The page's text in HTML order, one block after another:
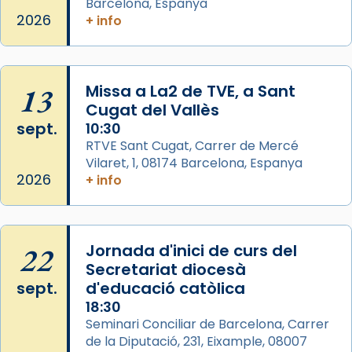
L’arquebisbe de Barcelona, el cardenal Joan
Josep Omella, ha presidit la missa i l’ha
concelebrat el bisbe auxiliar de Barcelona,
Mons. David Abadías.
📸 Dr. G. Simón
View on Facebook · Share
Arquebisbat de Barcelona
Memòria de les santes Juliana i
Semproniana, verges i màrtirs.
Acompanyant la història de sant Cugat, a
partir de l’Edat Mitjana sorgeix la tradició
que les santes Juliana (“relatiu a Júlia”) i
Semproniana (“relatiu a Semprònia =
2026
+ info
13
sept.
2026
Missa a La2 de TVE, a Sant
Cugat del Vallès
10:30
RTVE Sant Cugat, Carrer de Mercé
Vilaret, 1, 08174 Barcelona, Espanya
+ info
22
sept.
Jornada d'inici de curs del
Secretariat diocesà
d'educació catòlica
18:30
Seminari Conciliar de Barcelona, Carrer
de la Diputació, 231, Eixample, 08007